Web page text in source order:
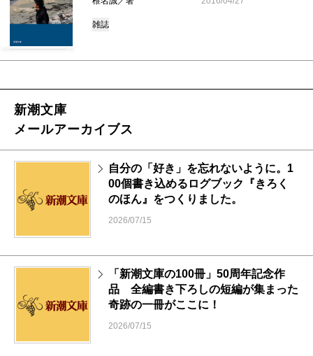
雑誌
新潮文庫
メールアーカイブス
自分の「好き」を忘れないように。1
00個書き込めるログブック『きろく
のほん』をつくりました。
2026/07/15
「新潮文庫の100冊」50周年記念作
品 全編書き下ろしの短編が集まった
奇跡の一冊がここに！
2026/07/15